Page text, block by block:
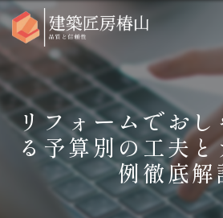
リフォームでおし
る予算別の工夫
例徹底解